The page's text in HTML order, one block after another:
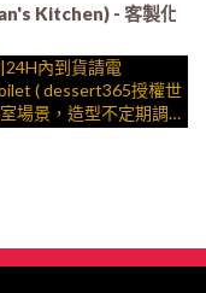
Kitchen) - 客製化
內到貨請電
( dessert365授權世
場景，造型不定期調